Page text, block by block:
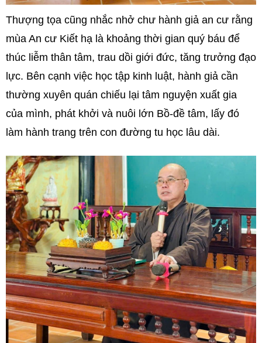
Thượng tọa cũng nhắc nhở chư hành giả an cư rằng
mùa An cư Kiết hạ là khoảng thời gian quý báu để
thúc liễm thân tâm, trau dồi giới đức, tăng trưởng đạo
lực. Bên cạnh việc học tập kinh luật, hành giả cần
thường xuyên quán chiếu lại tâm nguyện xuất gia
của mình, phát khởi và nuôi lớn Bồ-đề tâm, lấy đó
làm hành trang trên con đường tu học lâu dài.